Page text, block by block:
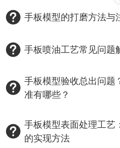
手板模型的打磨方法与
手板喷油工艺常见问题
手板模型验收总出问题
准有哪些？
手板模型表面处理工艺
的实现方法